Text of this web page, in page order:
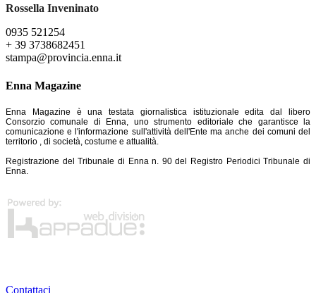
Rossella Inveninato
0935 521254
+ 39 3738682451
stampa@provincia.enna.it
Enna Magazine
Enna Magazine è una testata giornalistica istituzionale edita dal libero
Consorzio comunale di Enna, uno strumento editoriale che garantisce la
comunicazione e l'informazione sull'attività dell'Ente ma anche dei comuni del
territorio , di società, costume e attualità.
Registrazione del Tribunale di Enna n. 90 del Registro Periodici Tribunale di
Enna.
Contattaci